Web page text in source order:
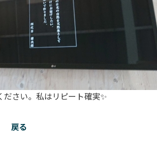
さい。私はリピート確実✨
戻る